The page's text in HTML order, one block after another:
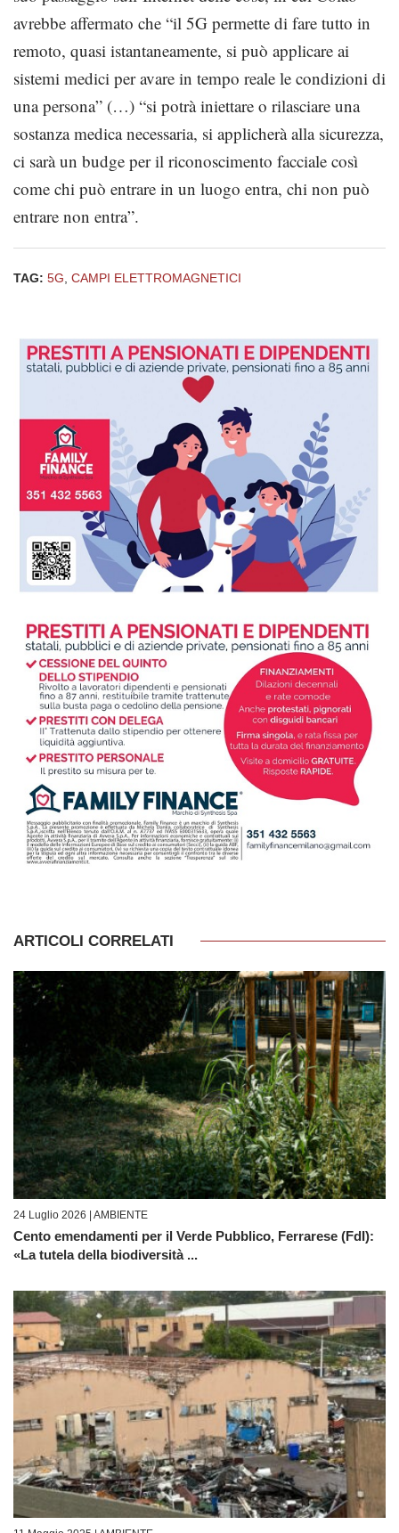
avrebbe affermato che “il 5G permette di fare tutto in
remoto, quasi istantaneamente, si può applicare ai
sistemi medici per avare in tempo reale le condizioni di
una persona” (…) “si potrà iniettare o rilasciare una
sostanza medica necessaria, si applicherà alla sicurezza,
ci sarà un budge per il riconoscimento facciale così
come chi può entrare in un luogo entra, chi non può
entrare non entra”.
TAG: 5G CAMPI ELETTROMAGNETICI
ARTICOLI CORRELATI
24 Luglio 2026 | AMBIENTE
Cento emendamenti per il Verde Pubblico, Ferrarese (FdI):
«La tutela della biodiversità ...